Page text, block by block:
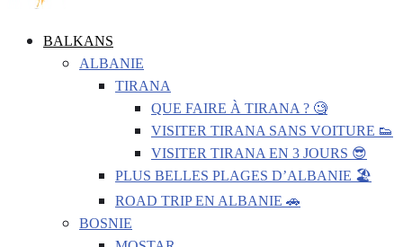
BALKANS
ALBANIE
TIRANA
QUE FAIRE À TIRANA ? 🧐
VISITER TIRANA SANS VOITURE 👟
VISITER TIRANA EN 3 JOURS 😎
PLUS BELLES PLAGES D’ALBANIE 🏖️
ROAD TRIP EN ALBANIE 🚗
BOSNIE